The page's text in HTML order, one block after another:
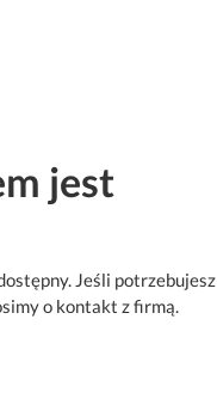
jest
Jeśli potrzebujesz
o kontakt z firmą.